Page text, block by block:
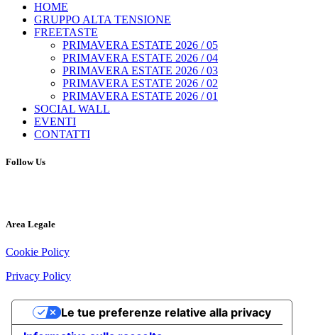
HOME
GRUPPO ALTA TENSIONE
FREETASTE
PRIMAVERA ESTATE 2026 / 05
PRIMAVERA ESTATE 2026 / 04
PRIMAVERA ESTATE 2026 / 03
PRIMAVERA ESTATE 2026 / 02
PRIMAVERA ESTATE 2026 / 01
SOCIAL WALL
EVENTI
CONTATTI
Follow Us
Area Legale
Cookie Policy
Privacy Policy
Le tue preferenze relative alla privacy